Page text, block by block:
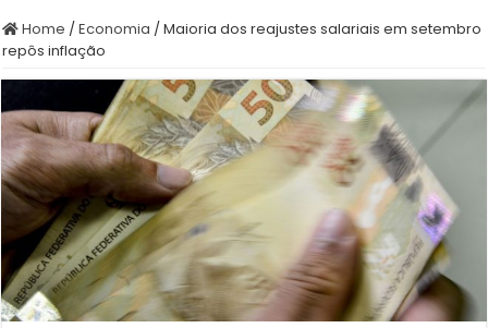
Home /Economia /Maioria dos reajustes salariais em setembro
repôs inflação